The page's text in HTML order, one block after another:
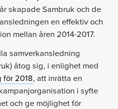
skapade Sambruk och de
en effektiv och
mellan åren 2014-2017.
samverkansledning
åtog sig, i enlighet med
för 2018, att inrätta en
i syfte
och ge möjlighet för